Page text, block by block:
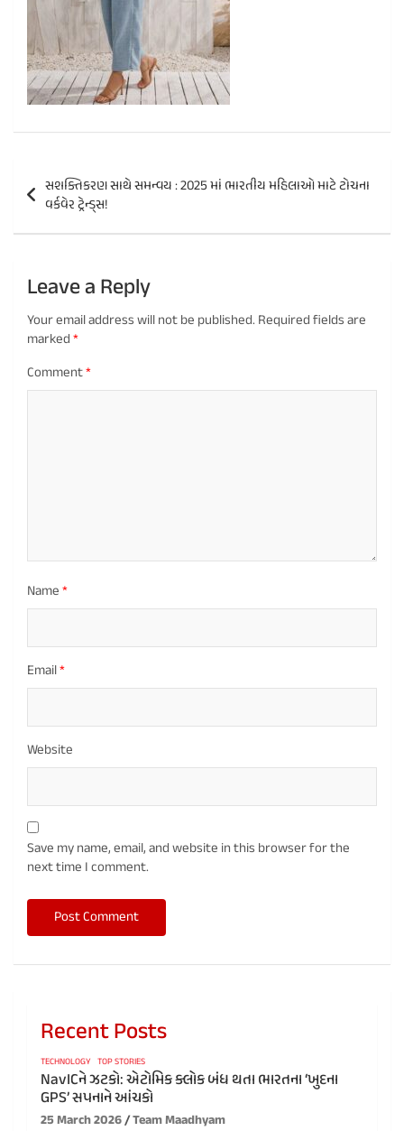
Post
navigation
સશક્તિકરણ સાથે સમન્વય : 2025 માં ભારતીય મહિલાઓ માટે ટોચના
વર્કવેર ટ્રેન્ડ્સ!
Leave a Reply
Your email address will not be published. Required fields are
marked*
Comment*
Name*
Email*
Website
Save my name, email, and website in this browser for the
next time I comment.
Recent Posts
TECHNOLOGY TOP STORIES
NavICને ઝટકો: એટોમિક ક્લોક બંધ થતા ભારતના ‘ખુદના
GPS’ સપનાને આંચકો
25 March 2026 Team Maadhyam